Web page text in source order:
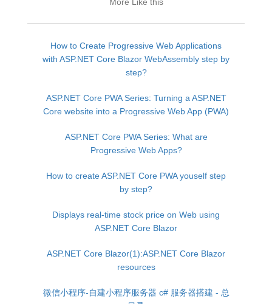
How to Create Progressive Web Applications
with ASP.NET Core Blazor WebAssembly step by
step?
ASP.NET Core PWA Series: Turning a ASP.NET
Core website into a Progressive Web App (PWA)
ASP.NET Core PWA Series: What are
Progressive Web Apps?
How to create ASP.NET Core PWA youself step
by step?
Displays real-time stock price on Web using
ASP.NET Core Blazor
ASP.NET Core Blazor(1):ASP.NET Core Blazor
resources
微信小程序-自建小程序服务器 c# 服务器搭建 - 总